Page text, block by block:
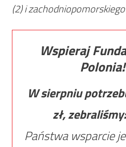
(2) i zachodniopomorskiego
Wspieraj
Polonia!
W sierpniu
zł,
Państwa wsparcie